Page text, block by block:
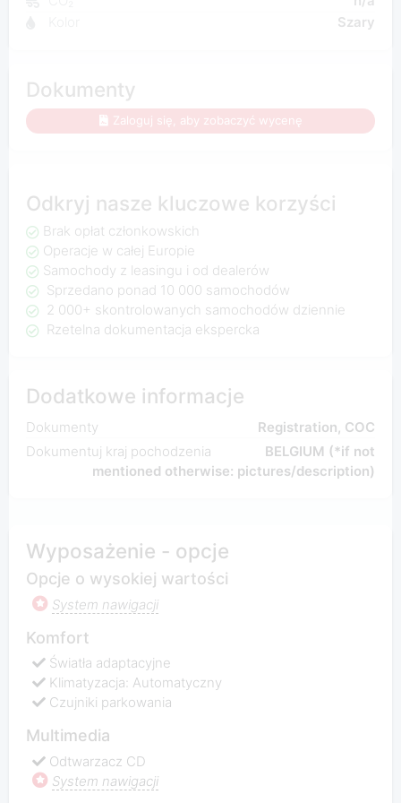
Szary
Dokumenty
Zaloguj się, aby zobaczyć wycenę
Odkryj nasze kluczowe korzyści
Brak opłat członkowskich
Operacje w całej Europie
Samochody z leasingu i od dealerów
Sprzedano ponad 10 000 samochodów
2 000+ skontrolowanych samochodów dziennie
Rzetelna dokumentacja ekspercka
Dodatkowe informacje
Dokumenty
Registration, COC
Dokumentuj kraj pochodzenia
BELGIUM (*if not
mentioned otherwise: pictures/description)
Wyposażenie - opcje
Opcje o wysokiej wartości
System nawigacji
Komfort
Światła adaptacyjne
Klimatyzacja: Automatyczny
Czujniki parkowania
Multimedia
Odtwarzacz CD
System nawigacji